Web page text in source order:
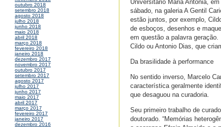
outubro 2018
setembro 2018
agosto 2018
julho 2018
junho 2018
maio 2018
abril 2018
março 2018
fevereiro 2018
janeiro 2018
dezembro 2017
novembro 2017
outubro 2017
setembro 2017
agosto 2017
julho 2017
junho 2017
maio 2017
abril 2017
março 2017
fevereiro 2017
janeiro 2017
dezembro 2016
Universitário Maria Antonia,
sábado, na galeria A Gentil
estão juntos, por exemplo,
de esboços, desenhos e
em questão a palavra
Cildo ou Antonio Dias, que
Da brasilidade à performance
No sentido inverso, Marcelo
característica geralmente
que desaguou na curadoria.
Seu primeiro trabalho de
doutorado. “Memórias